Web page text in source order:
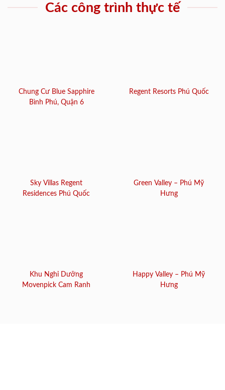
Các công trình thực tế
Chung Cư Blue Sapphire
Bình Phú, Quận 6
Regent Resorts Phú Quốc
Sky Villas Regent
Residences Phú Quốc
Green Valley – Phú Mỹ
Hưng
Khu Nghỉ Dưỡng
Movenpick Cam Ranh
Happy Valley – Phú Mỹ
Hưng